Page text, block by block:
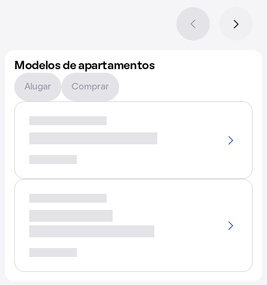
Modelos de apartamentos
Alugar Comprar